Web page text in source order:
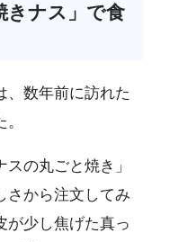
きナス」で食
、数年前に訪れた
の丸ごと焼き」
さから注文してみ
が少し焦げた真っ